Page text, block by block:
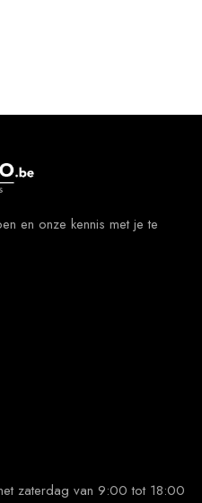
en onze kennis met je te
zaterdag van 9:00 tot 18:00